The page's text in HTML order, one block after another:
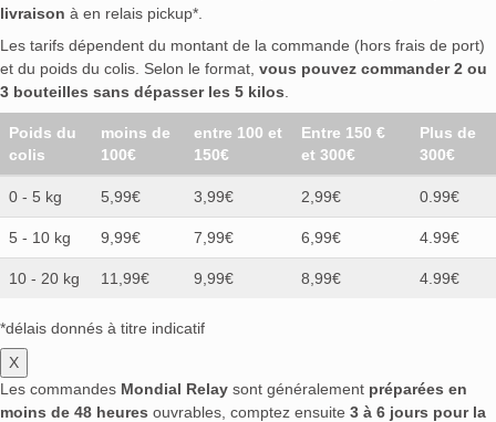
livraison à en relais pickup*.
Les tarifs dépendent du montant de la commande (hors frais de port)
et du poids du colis. Selon le format, vous pouvez commander 2 ou
3 bouteilles sans dépasser les 5 kilos
Poids du
colis
moins de
100€
entre 100 et
150€
Entre 150 €
et 300€
Plus de
300€
0 - 5 kg 5,99€ 3,99€ 2,99€ 0.99€
5 - 10 kg 9,99€ 7,99€ 6,99€ 4.99€
10 - 20 kg 11,99€ 9,99€ 8,99€ 4.99€
*délais donnés à titre indicatif
X
Les commandes Mondial Relay sont généralement préparées en
moins de 48 heures ouvrables, comptez ensuite 3 à 6 jours pour la